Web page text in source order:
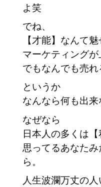
よ笑
でね、
【才能】なんて
マーケティング
でもなんでも売れ
というか
なんなら何も出来
なぜなら
日本人の多くは
思ってるあなた
ら。
人生波瀾万丈の